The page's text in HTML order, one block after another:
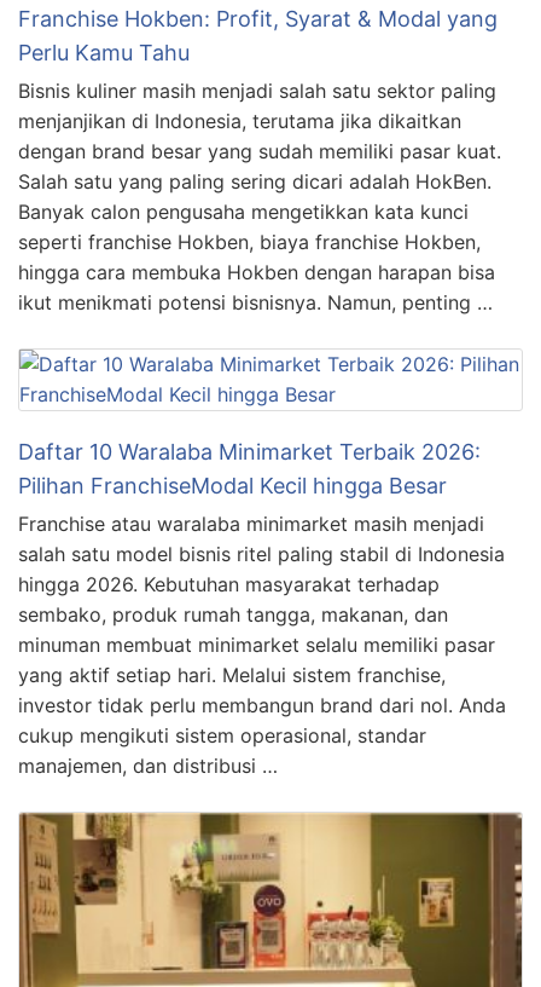
Franchise Hokben: Profit, Syarat & Modal yang
Perlu Kamu Tahu
Bisnis kuliner masih menjadi salah satu sektor paling
menjanjikan di Indonesia, terutama jika dikaitkan
dengan brand besar yang sudah memiliki pasar kuat.
Salah satu yang paling sering dicari adalah HokBen.
Banyak calon pengusaha mengetikkan kata kunci
seperti franchise Hokben, biaya franchise Hokben,
hingga cara membuka Hokben dengan harapan bisa
ikut menikmati potensi bisnisnya. Namun, penting …
Daftar 10 Waralaba Minimarket Terbaik 2026:
Pilihan FranchiseModal Kecil hingga Besar
Franchise atau waralaba minimarket masih menjadi
salah satu model bisnis ritel paling stabil di Indonesia
hingga 2026. Kebutuhan masyarakat terhadap
sembako, produk rumah tangga, makanan, dan
minuman membuat minimarket selalu memiliki pasar
yang aktif setiap hari. Melalui sistem franchise,
investor tidak perlu membangun brand dari nol. Anda
cukup mengikuti sistem operasional, standar
manajemen, dan distribusi …